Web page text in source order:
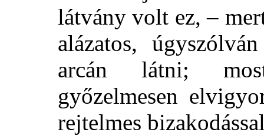
látvány volt ez, –
alázatos,
arcán látni;
győzelmesen
rejtelmes